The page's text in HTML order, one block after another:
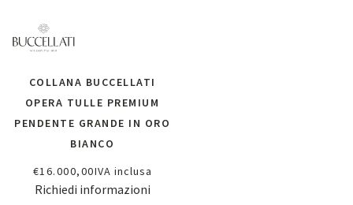
COLLANA BUCCELLATI
OPERA TULLE PREMIUM
PENDENTE GRANDE IN ORO
BIANCO
€16.000,00IVA inclusa
Richiedi informazioni